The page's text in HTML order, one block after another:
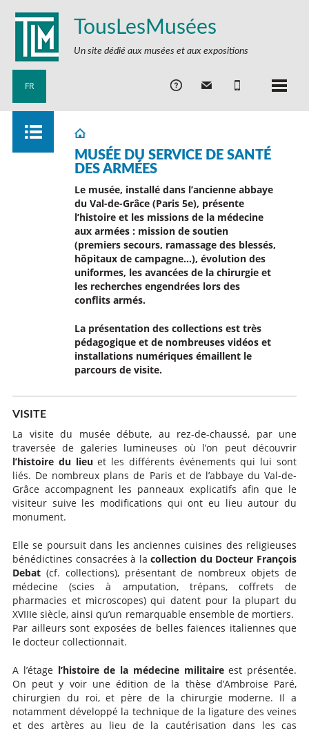
TousLesMusées
Un site dédié aux musées et aux expositions
FR
MUSÉE DU SERVICE DE SANTÉ
DES ARMÉES
Le musée, installé dans l’ancienne abbaye
du Val-de-Grâce (Paris 5e), présente
l’histoire et les missions de la médecine
aux armées : mission de soutien
(premiers secours, ramassage des blessés,
hôpitaux de campagne…), évolution des
uniformes, les avancées de la chirurgie et
les recherches engendrées lors des
conflits armés.
La présentation des collections est très
pédagogique et de nombreuses vidéos et
installations numériques émaillent le
parcours de visite.
VISITE
La visite du musée débute, au rez-de-chaussé, par une
traversée de galeries lumineuses où l’on peut découvrir
l’histoire du lieuet les différents événements qui lui sont
liés. De nombreux plans de Paris et de l’abbaye du Val-de-
Grâce accompagnent les panneaux explicatifs afin que le
visiteur suive les modifications qui ont eu lieu autour du
monument.
Elle se poursuit dans les anciennes cuisines des religieuses
bénédictines consacrées à lacollection du Docteur François
Debat (cf. collections), présentant de nombreux objets de
médecine (scies à amputation, trépans, coffrets de
pharmacies et microscopes) qui datent pour la plupart du
XVIIIe siècle, ainsi qu’un remarquable ensemble de mortiers.
Par ailleurs sont exposées de belles faïences italiennes que
le docteur collectionnait.
A l’étage l’histoire de la médecine militaireest présentée.
On peut y voir une édition de la thèse d’Ambroise Paré,
chirurgien du roi, et père de la chirurgie moderne. Il a
notamment développé la technique de la ligature des veines
et des artères au lieu de la cautérisation dans les cas